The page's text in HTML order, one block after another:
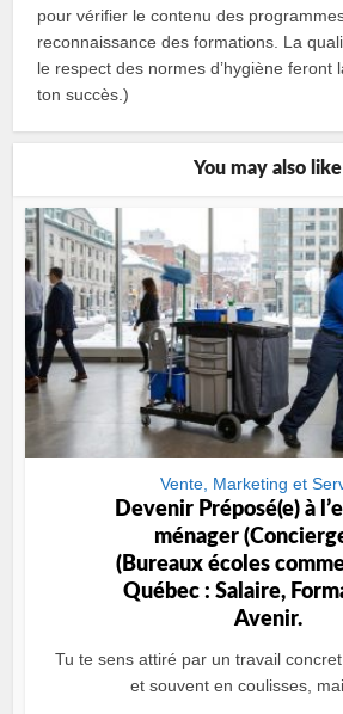
pour vérifier le contenu des
reconnaissance des formations. La
le respect des normes d’hygiène feront
ton succès.)
You may also like
Vente, Marketing et
Devenir Préposé(e) à
ménager
(Bureaux écoles
Québec : Salaire,
Avenir.
Tu te sens attiré par un travail
et souvent en coulisses,